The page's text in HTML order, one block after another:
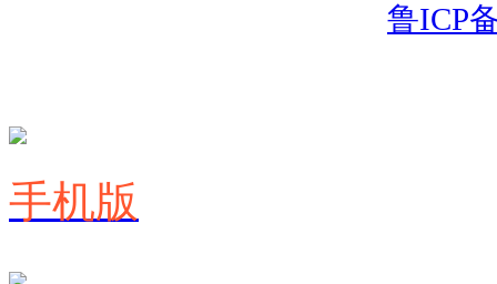
鲁ICP
手机版